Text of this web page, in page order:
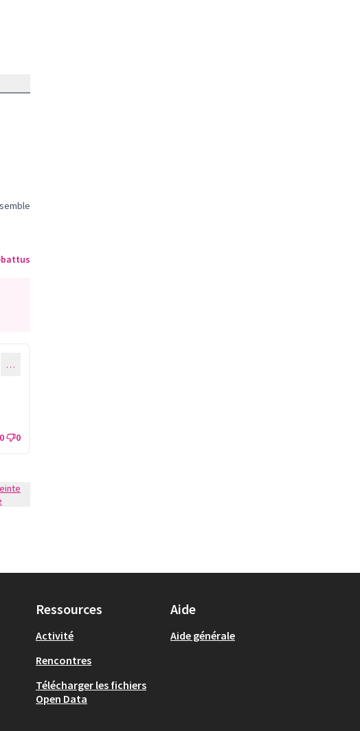
de la catégorie : Vivre ensemble
…
0 0
Ressources
Activité
Rencontres
Télécharger les fichiers
Open Data
Aide
Aide générale